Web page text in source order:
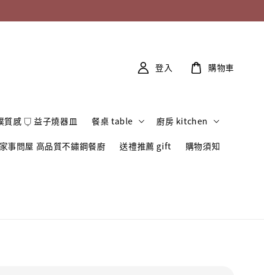
質感 𓂒 益子燒器皿 餐桌 table 廚房 kitchen
家事問屋 高品質不鏽鋼餐廚 送禮推薦 gift 購物須知
登入 購物車